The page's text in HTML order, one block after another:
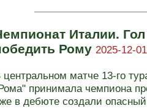
Италии.
Рому 2025-12-
центральном матче 13-го
принимала чемпиона
в дебюте создали